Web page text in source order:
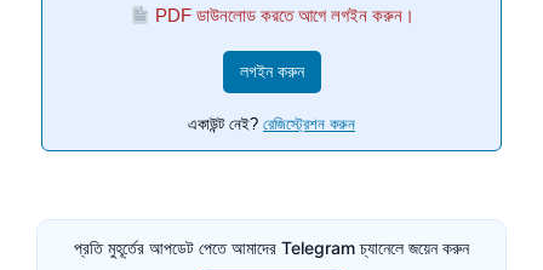
PDF ডাউনলোড করতে আগে লগইন করুন।
লগইন করুন
একাউন্ট নেই? রেজিস্ট্রেশন করুন
প্রতি মুহূর্তের আপডেট পেতে আমাদের Telegram চ্যানেলে জয়েন করুন